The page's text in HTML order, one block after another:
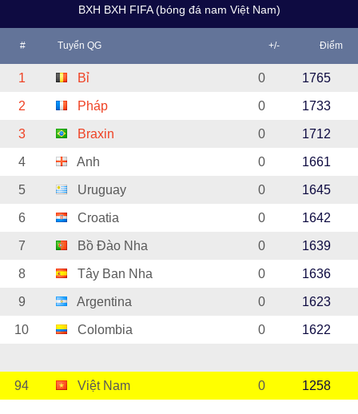
BXH BXH FIFA (bóng đá nam Việt Nam)
# Tuyển QG +/- Điểm
1 Bỉ 0 1765
2 Pháp 0 1733
3 Braxin 0 1712
4 Anh 0 1661
5 Uruguay 0 1645
6 Croatia 0 1642
7 Bồ Đào Nha 0 1639
8 Tây Ban Nha 0 1636
9 Argentina 0 1623
10 Colombia 0 1622
94 Việt Nam 0 1258